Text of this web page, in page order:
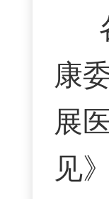
康
展
见